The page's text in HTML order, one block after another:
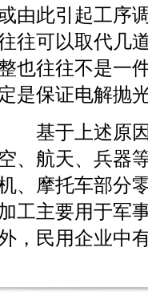
由此引起工序
往可以取代几
也往往不是一
定是保证电解抛
基于上述原因
空、航天、兵器
、摩托车部分
工主要用于军
，民用企业中